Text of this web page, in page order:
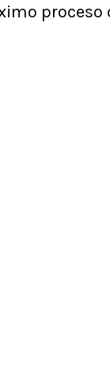
proceso